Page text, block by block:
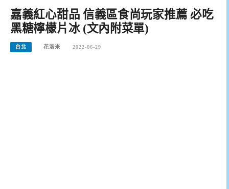
嘉義紅心甜品 信義區食尚玩家推薦 必吃
黑糖檸檬片冰 (文內附菜單)
台北 花洛米 2022-06-29